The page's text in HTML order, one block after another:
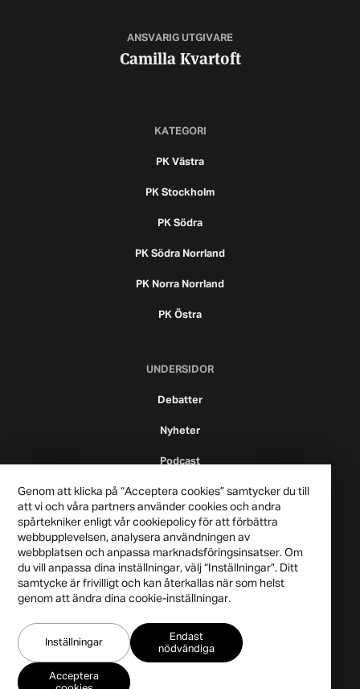
ANSVARIG UTGIVARE
Camilla Kvartoft
KATEGORI
PK Västra
PK Stockholm
PK Södra
PK Södra Norrland
PK Norra Norrland
PK Östra
UNDERSIDOR
Debatter
Nyheter
Podcast
Integritetspolicy
Genom att klicka på “Acceptera cookies” samtycker du till
att vi och våra partners använder cookies och andra
spårtekniker enligt vår cookiepolicy för att förbättra
webbupplevelsen, analysera användningen av
webbplatsen och anpassa marknadsföringsinsatser. Om
du vill anpassa dina inställningar, välj “Inställningar”. Ditt
samtycke är frivilligt och kan återkallas när som helst
genom att ändra dina cookie-inställningar.
Inställningar
Endast
nödvändiga
Acceptera